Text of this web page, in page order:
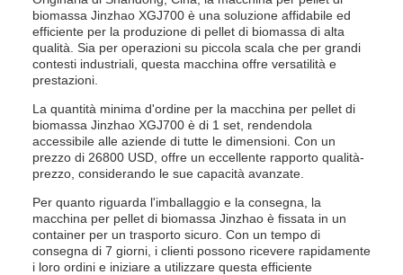
biomassa Jinzhao XGJ700 è una soluzione affidabile ed
efficiente per la produzione di pellet di biomassa di alta
qualità. Sia per operazioni su piccola scala che per grandi
contesti industriali, questa macchina offre versatilità e
prestazioni.
La quantità minima d'ordine per la macchina per pellet di
biomassa Jinzhao XGJ700 è di 1 set, rendendola
accessibile alle aziende di tutte le dimensioni. Con un
prezzo di 26800 USD, offre un eccellente rapporto qualità-
prezzo, considerando le sue capacità avanzate.
Per quanto riguarda l'imballaggio e la consegna, la
macchina per pellet di biomassa Jinzhao è fissata in un
container per un trasporto sicuro. Con un tempo di
consegna di 7 giorni, i clienti possono ricevere rapidamente
i loro ordini e iniziare a utilizzare questa efficiente